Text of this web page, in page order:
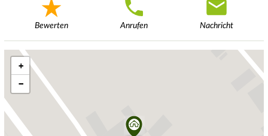
Bewerten Anrufen Nachricht
+
−